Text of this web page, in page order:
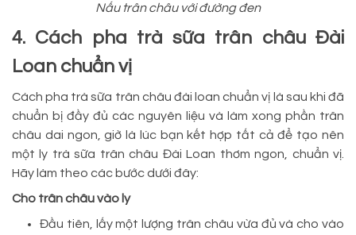
Nấu trân châu với đường đen
4. Cách pha trà sữa trân châu Đài
Loan chuẩn vị
Cách pha trà sữa trân châu đài loan chuẩn vị là sau khi đã
chuẩn bị đầy đủ các nguyên liệu và làm xong phần trân
châu dai ngon, giờ là lúc bạn kết hợp tất cả để tạo nên
một ly trà sữa trân châu Đài Loan thơm ngon, chuẩn vị.
Hãy làm theo các bước dưới đây:
Cho trân châu vào ly
Đầu tiên, lấy một lượng trân châu vừa đủ và cho vào